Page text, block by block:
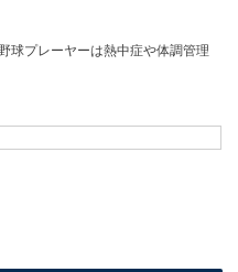
球プレーヤーは熱中症や体調管理